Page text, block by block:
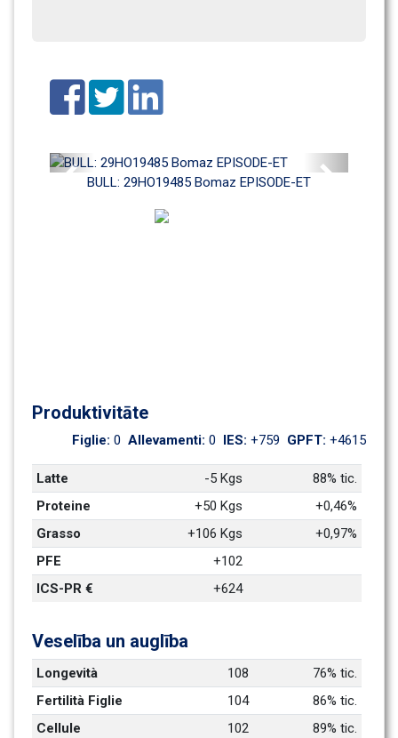
BULL: 29HO19485 Bomaz EPISODE-ET
Previous
Produktivitāte
Figlie: 0 Allevamenti: 0 IES: +759 GPFT: +4615
Latte -5 Kgs
88% tic.
Proteine
+50 Kgs
+0,46%
Grasso
+106 Kgs
+0,97%
PFE
+102
ICS-PR €
+624
Veselība un auglība
Longevità 108
76% tic.
Fertilità Figlie
104
86% tic.
Cellule
102 89% tic.